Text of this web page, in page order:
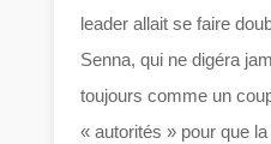
leader allait se faire
Senna, qui ne digéra
toujours comme un
« autorités » pour que